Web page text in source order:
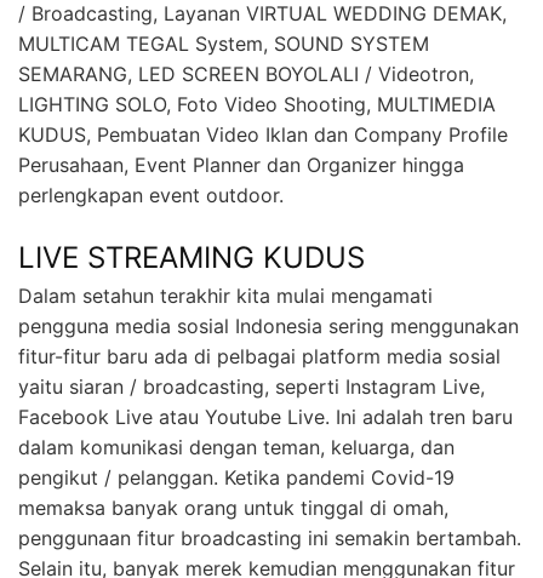
/ Broadcasting, Layanan VIRTUAL WEDDING DEMAK,
MULTICAM TEGAL System, SOUND SYSTEM
SEMARANG, LED SCREEN BOYOLALI / Videotron,
LIGHTING SOLO, Foto Video Shooting, MULTIMEDIA
KUDUS, Pembuatan Video Iklan dan Company Profile
Perusahaan, Event Planner dan Organizer hingga
perlengkapan event outdoor.
LIVE STREAMING KUDUS
Dalam setahun terakhir kita mulai mengamati
pengguna media sosial Indonesia sering menggunakan
fitur-fitur baru ada di pelbagai platform media sosial
yaitu siaran / broadcasting, seperti Instagram Live,
Facebook Live atau Youtube Live. Ini adalah tren baru
dalam komunikasi dengan teman, keluarga, dan
pengikut / pelanggan. Ketika pandemi Covid-19
memaksa banyak orang untuk tinggal di omah,
penggunaan fitur broadcasting ini semakin bertambah.
Selain itu, banyak merek kemudian menggunakan fitur